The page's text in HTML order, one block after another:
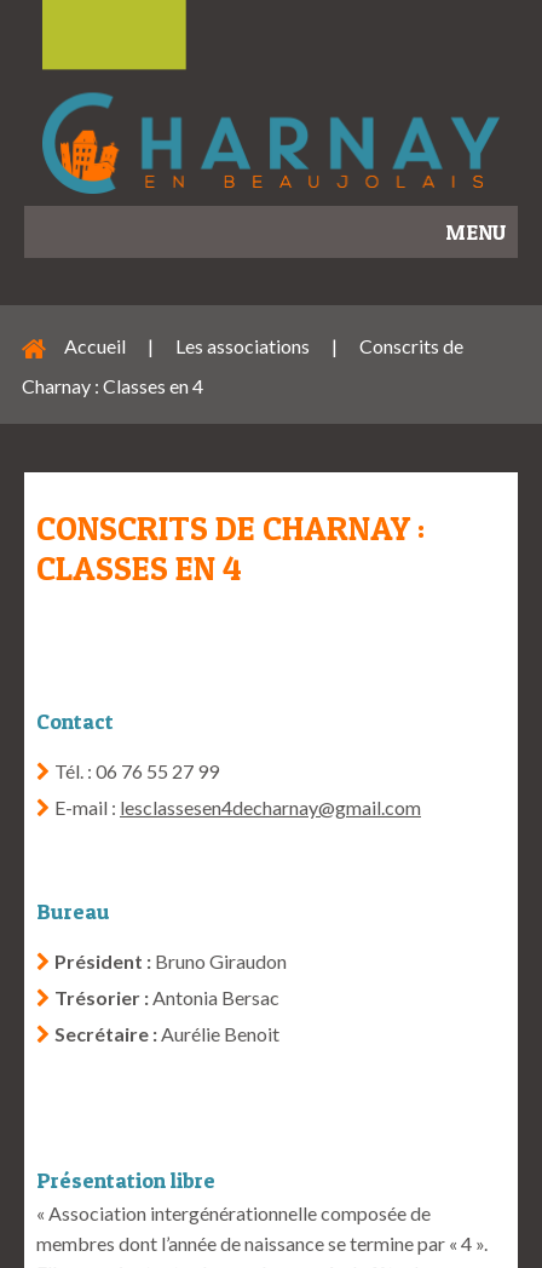
MENU
Accueil | Les associations |
Conscrits de
Charnay : Classes en 4
CONSCRITS DE CHARNAY :
CLASSES EN 4
Contact
Tél. : 06 76 55 27 99
E-mail : lesclassesen4decharnay@gmail.com
Bureau
Président : Bruno Giraudon
Trésorier :Antonia Bersac
Secrétaire :Aurélie Benoit
Présentation libre
« Association intergénérationnelle composée de
membres dont l’année de naissance se termine par « 4 ».